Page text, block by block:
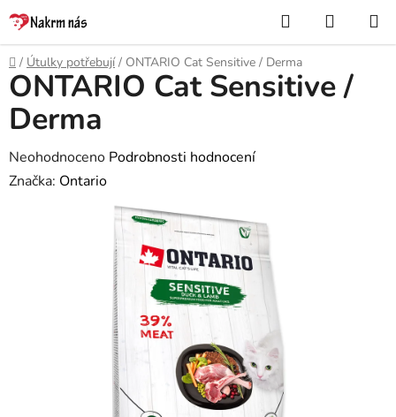
Přejít
na
obsah
Hledat
KOŠÍK
Domů
/ Útulky potřebují / ONTARIO Cat Sensitive / Derma
ONTARIO Cat Sensitive /
Derma
Průměrné
hodnocení
Neohodnoceno Podrobnosti hodnocení
Značka: Ontario